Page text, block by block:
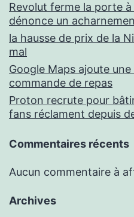
Revolut ferme la porte à
dénonce un
la hausse de prix de la
mal
Google Maps ajoute
commande de repas
Proton recrute pour
fans réclament depuis
Commentaires récents
Aucun commentaire à
Archives